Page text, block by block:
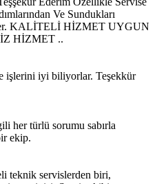
Ve Sundukları
KALİTELİ HİZMET UYGUN
HİZMET ..
işlerini iyi biliyorlar. Teşekkür
her türlü sorumu sabırla
ekip.
teknik servislerden biri,